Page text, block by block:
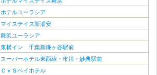
ホテルユーラシア
マイステイズ新浦安
舞浜ユーラシア
東横イン 千葉新鎌ヶ谷駅前
スーパーホテル東西線・市川・妙典駅前
ＣＶＳベイホテル